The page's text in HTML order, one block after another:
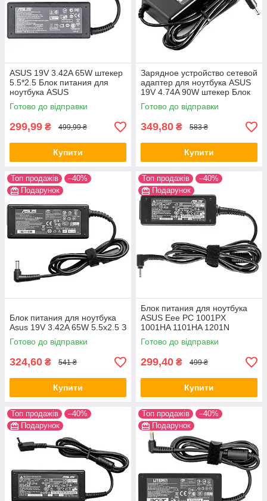
ASUS 19V 3.42A 65W штекер
5.5*2.5 Блок питания для
ноутбука ASUS
Готово до відправки
299,99 ₴ 499,99 ₴
Купити
Зарядное устройство сетевой
адаптер для ноутбука ASUS
19V 4.74A 90W штекер Блок
питания Асус
Готово до відправки
349,80 ₴ 583 ₴
Купити
Топ продажів
–40%
Подарунок
Блок питания для ноутбука
Asus 19V 3.42A 65W 5.5x2.5 З
Готово до відправки
324,60 ₴ 541 ₴
Купити
Топ продажів
–40%
Подарунок
Блок питания для ноутбука
ASUS Eee PC 1001PX
1001HA 1101HA 1201N
1201HA 1202H 1005PE
1005HAG 1008HA
Готово до відправки
299,40 ₴ 499 ₴
Купити
Топ продажів
–40%
Подарунок
Топ продажів
–40%
Подарунок